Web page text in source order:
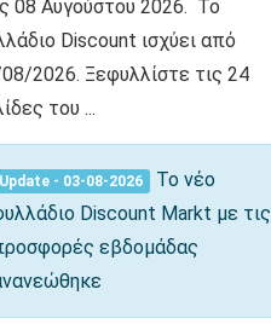
08 Αυγούστου 2026. Το
Discount ισχύει από
2026. Ξεφυλλίστε τις 24
του ...
Update - 03-08-2026
Το νέο
Discount Markt με τις
εβδομάδας